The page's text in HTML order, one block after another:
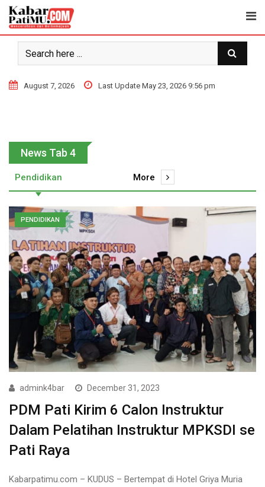
August 7, 2026 Last Update May 23, 2026 9:56 pm
News Tab 4
Pendidikan More
PENDIDIKAN
admink4bar December 31, 2023
PDM Pati Kirim 6 Calon Instruktur
Dalam Pelatihan Instruktur MPKSDI se
Pati Raya
Kabarpatimu.com – KUDUS – Bertempat di Hotel Griya Muria